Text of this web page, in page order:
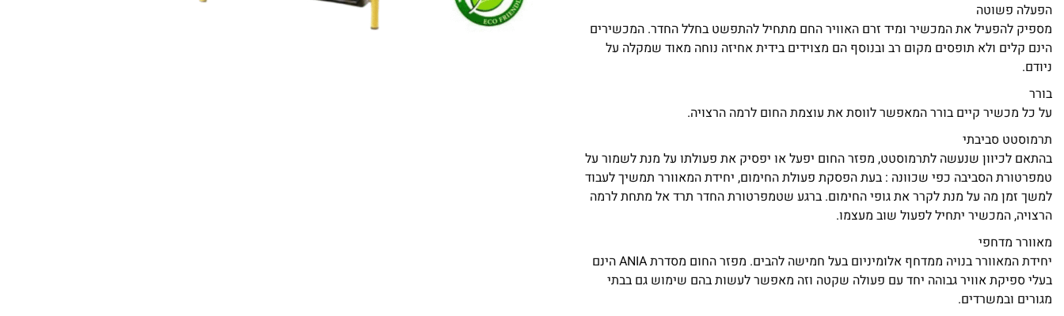
הפעלה פשוטה
מספיק להפעיל את המכשיר ומיד זרם האוויר החם מתחיל להתפשט בחלל החדר. המכשירים
הינם קלים ולא תופסים מקום רב ובנוסף הם מצוידים בידית אחיזה נוחה מאוד שמקלה על
ניודם.
בורר
על כל מכשיר קיים בורר המאפשר לווסת את עוצמת החום לרמה הרצויה.
תרמוסטט סביבתי
בהתאם לכיוון שנעשה לתרמוסטט, מפזר החום יפעל או יפסיק את פעולתו על מנת לשמור על
טמפרטורת הסביבה כפי שכוונה : בעת הפסקת פעולת החימום, יחידת המאוורר תמשיך לעבוד
למשך זמן מה על מנת לקרר את גופי החימום. ברגע שטמפרטורת החדר תרד אל מתחת לרמה
הרצויה, המכשיר יתחיל לפעול שוב מעצמו.
מאוורר מדחפי
יחידת המאוורר בנויה ממדחף אלומיניום בעל חמישה להבים. מפזר החום מסדרת ANIA הינם
בעלי ספיקת אוויר גבוהה יחד עם פעולה שקטה וזה מאפשר לעשות בהם שימוש גם בבתי
מגורים ובמשרדים.